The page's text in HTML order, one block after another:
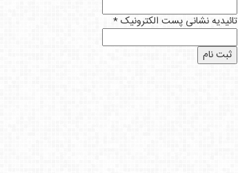
تائیدیه نشانی پست الکترونیک *
ثبت نام